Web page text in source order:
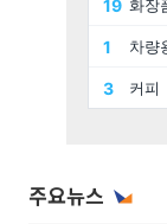
주요뉴스